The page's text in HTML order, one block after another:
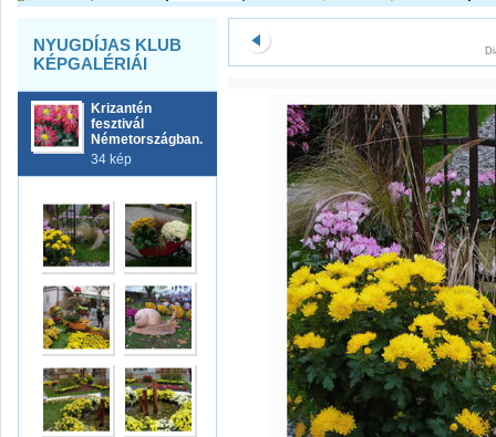
NYUGDÍJAS KLUB
KÉPGALÉRIÁI
Krizantén
fesztivál
Németországban.
34 kép